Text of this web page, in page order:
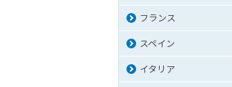
フランス
スペイン
イタリア